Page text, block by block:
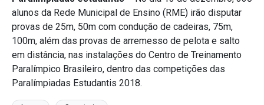
alunos da Rede Municipal de Ensino (RME) irão disputar
provas de 25m, 50m com condução de cadeiras, 75m,
100m, além das provas de arremesso de pelota e salto
em distância, nas instalações do Centro de Treinamento
Paralímpico Brasileiro, dentro das competições das
Paralímpiadas Estudantis 2018.